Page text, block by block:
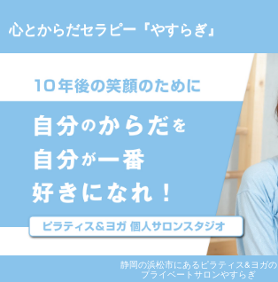
静岡の浜松市にあるピラティス&ヨガの
プライベートサロンやすらぎ
心とからだセラピー『やすらぎ』